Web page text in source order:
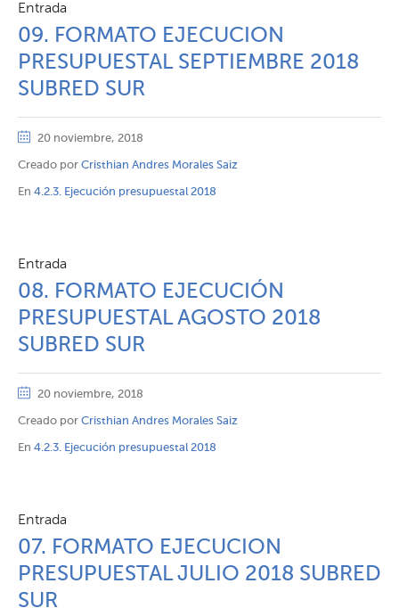
Entrada
09. FORMATO EJECUCION
PRESUPUESTAL SEPTIEMBRE 2018
SUBRED SUR
20 noviembre, 2018
Creado por Cristhian Andres Morales Saiz
En 4.2.3. Ejecución presupuestal 2018
Entrada
08. FORMATO EJECUCIÓN
PRESUPUESTAL AGOSTO 2018
SUBRED SUR
20 noviembre, 2018
Creado por Cristhian Andres Morales Saiz
En 4.2.3. Ejecución presupuestal 2018
Entrada
07. FORMATO EJECUCION
PRESUPUESTAL JULIO 2018 SUBRED
SUR